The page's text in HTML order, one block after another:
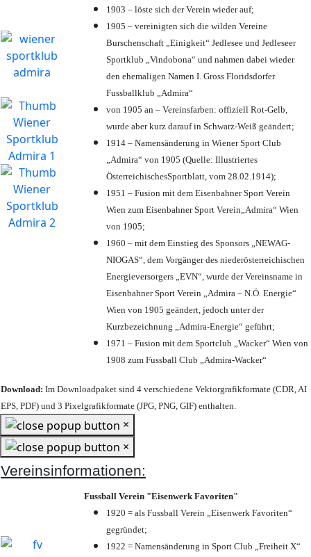
1903 – löste sich der Verein wieder auf;
1905 – vereinigten sich die wilden Vereine
Burschenschaft „Einigkeit“ Jedlesee und Jedleseer
Sportklub „Vindobona“ und nahmen dabei wieder
den ehemaligen Namen I. Gross Floridsdorfer
Fussballklub „Admira“
von 1905 an – Vereinsfarben: offiziell Rot-Gelb,
wurde aber kurz darauf in Schwarz-Weiß geändert;
1914 – Namensänderung in Wiener Sport Club
„Admira“ von 1905 (Quelle: Illustriertes
ÖsterreichischesSportblatt, vom 28.02.1914);
1951 – Fusion mit dem Eisenbahner Sport Verein
Wien zum Eisenbahner Sport Verein„Admira“ Wien
von 1905;
1960 – mit dem Einstieg des Sponsors „NEWAG-
NIOGAS“, dem Vorgänger des niederösterreichischen
Energieversorgers „EVN“, wurde der Vereinsname in
Eisenbahner Sport Verein „Admira – N.Ö. Energie“
Wien von 1905 geändert, jedoch unter der
Kurzbezeichnung „Admira-Energie“ geführt;
1971 – Fusion mit dem Sportclub „Wacker“ Wien von
1908 zum Fussball Club „Admira-Wacker“
Download: Im Downloadpaket sind 4 verschiedene Vektorgrafikformate (CDR, AI
EPS, PDF) und 3 Pixelgrafikformate (JPG, PNG, GIF) enthalten.
×
×
Vereinsinformationen:
Fussball Verein "Eisenwerk Favoriten"
1920 = als Fussball Verein „Eisenwerk Favoriten“
gegründet;
1922 = Namensänderung in Sport Club „Freiheit X“